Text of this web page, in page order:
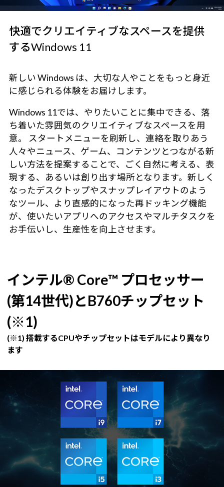
快適でクリエイティブなスペースを提供
するWindows 11
新しい Windows は、大切な人やことをもっと身近
に感じられる体験をお届けします。
Windows 11では、やりたいことに集中できる、落
ち着いた雰囲気のクリエイティブなスペースを用
意。 スタートメニューを刷新し、連絡を取りあう
人々やニュース、ゲーム、コンテンツとつながる新
しい方法を提案することで、ごく自然に考える、表
現する、あるいは創り出す場所となります。新しく
なったデスクトップやスナップレイアウトのよう
なツール、より直感的になった再ドッキング機能
が、使いたいアプリへのアクセスやマルチタスクを
お手伝いし、生産性を向上させます。
インテル® Core™ プロセッサー
(第14世代)とB760チップセット
(※1)
(※1) 搭載するCPUやチップセットはモデルにより異なり
ます